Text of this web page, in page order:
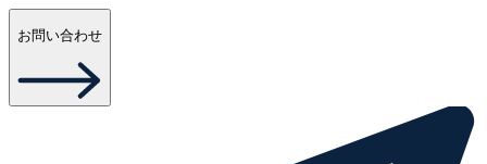
お問い合わせ